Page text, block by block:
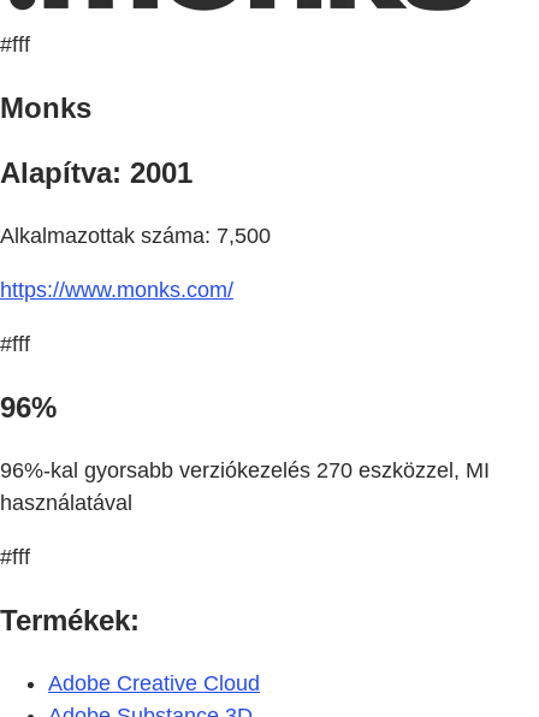
#fff
Monks
Alapítva: 2001
Alkalmazottak száma: 7,500
https://www.monks.com/
#fff
96%
96%-kal gyorsabb verziókezelés 270 eszközzel, MI
használatával
#fff
Termékek:
Adobe Creative Cloud